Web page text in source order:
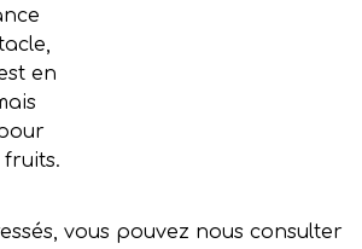
en
vous pouvez nous consulter